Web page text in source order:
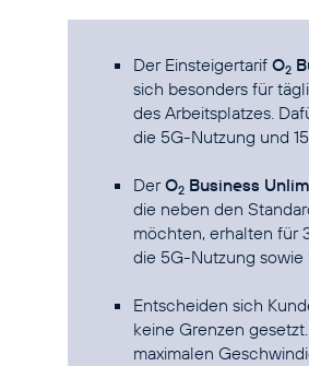
Der Einsteigertarif O2
sich besonders für
des Arbeitsplatzes.
die 5G-Nutzung und
DerO2 Business
die neben den
möchten, erhalten für
die 5G-Nutzung sowie
Entscheiden sich
keine Grenzen
maximalen